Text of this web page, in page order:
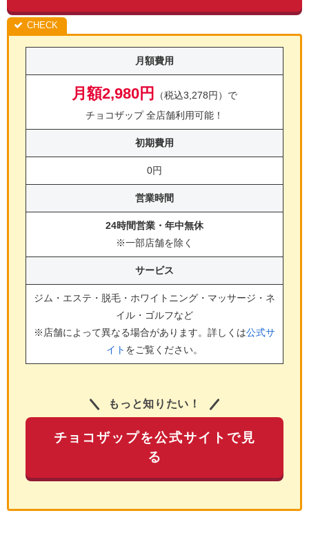
月額費用
月額2,980円
（税込3,278円）で
チョコザップ 全店舗利用可能！
初期費用
0円
営業時間
24時間営業・年中無休
※一部店舗を除く
サービス
ジム・エステ・脱毛・ホワイトニング・マッサージ・ネ
イル・ゴルフなど
※店舗によって異なる場合があります。詳しくは公式サ
イト をご覧ください。
もっと知りたい！
チョコザップを公式サイトで見
る